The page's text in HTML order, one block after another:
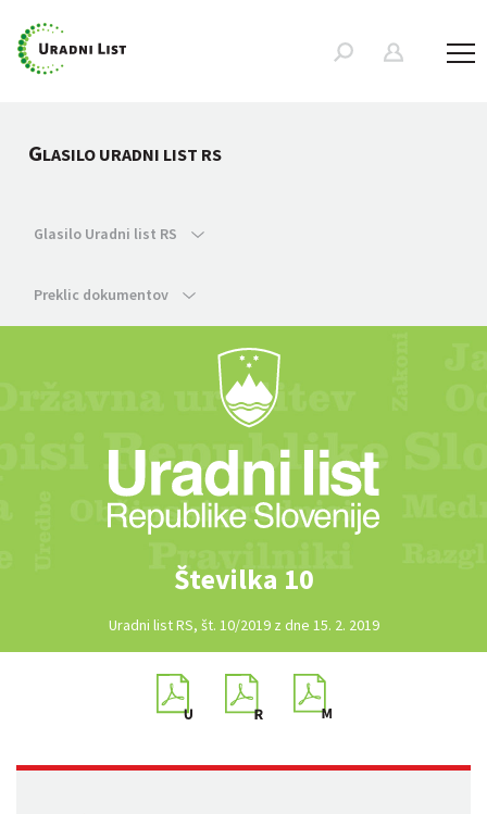
GLASILO URADNI LIST RS
Glasilo Uradni list RS
Preklic dokumentov
Številka 10
Uradni list RS, št. 10/2019 z dne 15. 2. 2019